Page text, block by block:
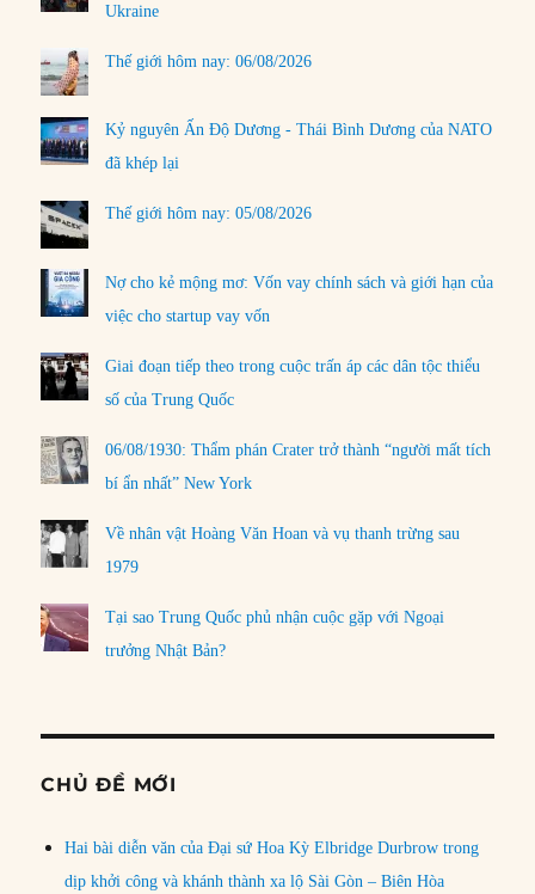
Ukraine
Thế giới hôm nay: 06/08/2026
Kỷ nguyên Ấn Độ Dương - Thái Bình Dương của NATO
đã khép lại
Thế giới hôm nay: 05/08/2026
Nợ cho kẻ mộng mơ: Vốn vay chính sách và giới hạn của
việc cho startup vay vốn
Giai đoạn tiếp theo trong cuộc trấn áp các dân tộc thiểu
số của Trung Quốc
06/08/1930: Thẩm phán Crater trở thành “người mất tích
bí ẩn nhất” New York
Về nhân vật Hoàng Văn Hoan và vụ thanh trừng sau
1979
Tại sao Trung Quốc phủ nhận cuộc gặp với Ngoại
trưởng Nhật Bản?
CHỦ ĐỀ MỚI
Hai bài diễn văn của Đại sứ Hoa Kỳ Elbridge Durbrow trong
dịp khởi công và khánh thành xa lộ Sài Gòn – Biên Hòa